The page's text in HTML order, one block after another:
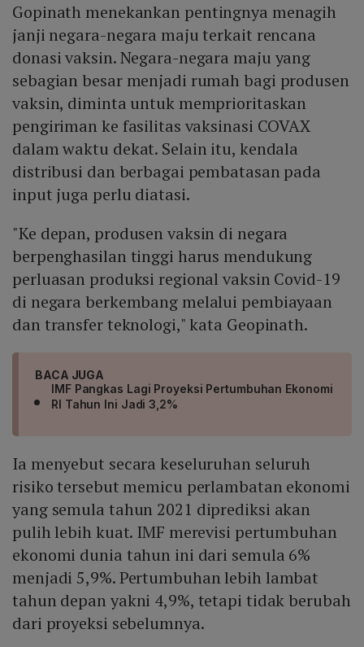
Gopinath menekankan pentingnya menagih
janji negara-negara maju terkait rencana
donasi vaksin. Negara-negara maju yang
sebagian besar menjadi rumah bagi produsen
vaksin, diminta untuk memprioritaskan
pengiriman ke fasilitas vaksinasi COVAX
dalam waktu dekat. Selain itu, kendala
distribusi dan berbagai pembatasan pada
input juga perlu diatasi.
"Ke depan, produsen vaksin di negara
berpenghasilan tinggi harus mendukung
perluasan produksi regional vaksin Covid-19
di negara berkembang melalui pembiayaan
dan transfer teknologi," kata Geopinath.
BACA JUGA
IMF Pangkas Lagi Proyeksi Pertumbuhan Ekonomi
RI Tahun Ini Jadi 3,2%
Ia menyebut secara keseluruhan seluruh
risiko tersebut memicu perlambatan ekonomi
yang semula tahun 2021 diprediksi akan
pulih lebih kuat. IMF merevisi pertumbuhan
ekonomi dunia tahun ini dari semula 6%
menjadi 5,9%. Pertumbuhan lebih lambat
tahun depan yakni 4,9%, tetapi tidak berubah
dari proyeksi sebelumnya.